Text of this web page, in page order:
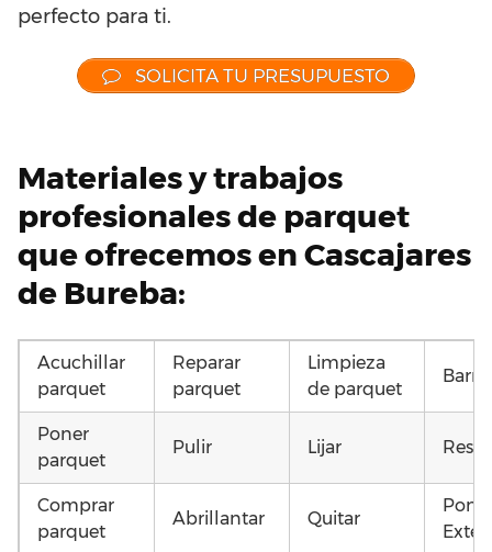
perfecto para ti.
SOLICITA TU PRESUPUESTO
Materiales y trabajos
profesionales de parquet
que ofrecemos en Cascajares
de Bureba:
Acuchillar
parquet
Reparar
parquet
Limpieza
de parquet
Poner
parquet
Pulir Lijar
Comprar
parquet
Abrillantar Quitar